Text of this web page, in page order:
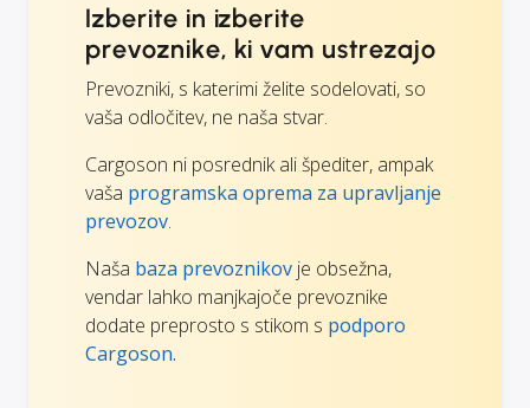
Izberite in izberite
prevoznike, ki vam ustrezajo
Prevozniki, s katerimi želite sodelovati, so
vaša odločitev, ne naša stvar.
Cargoson ni posrednik ali špediter, ampak
vaša programska oprema za upravljanje
prevozov.
Naša baza prevoznikov je obsežna,
vendar lahko manjkajoče prevoznike
dodate preprosto s stikom s podporo
Cargoson.